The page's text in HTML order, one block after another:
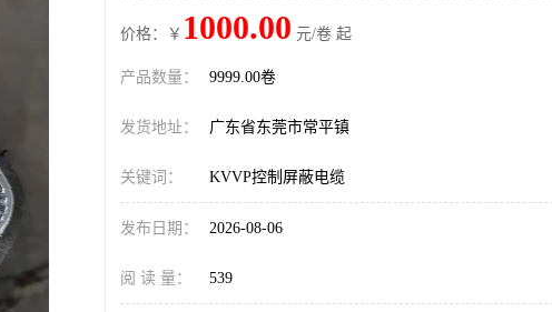
价格：￥ 1000.00 元/卷 起
产品数量： 9999.00卷
发货地址： 广东省东莞市常平镇
关键词： KVVP控制屏蔽电缆
发布日期： 2026-08-06
阅 读 量： 539